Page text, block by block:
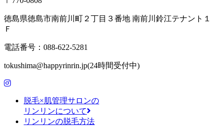
徳島県徳島市南前川町２丁目３番地 南前川鈴江テナント１
Ｆ
電話番号：088-622-5281
tokushima@happyrinrin.jp(24時間受付中)
脱毛×肌管理サロンの
リンリンについて
リンリンの脱毛方法